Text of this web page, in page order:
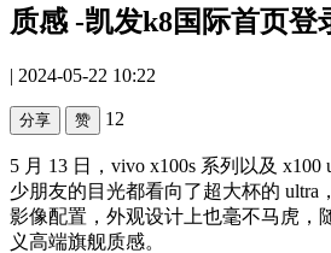
质感 -凯发k8国际首页登
| 2024-05-22 10:22
分享 赞 12
5 月 13 日，vivo x100s 系列以及
少朋友的目光都看向了超大杯的 ultra
影像配置，外观设计上也毫不马虎，
义高端旗舰质感。